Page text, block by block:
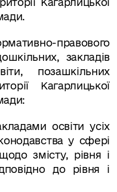
правового
закладів
позашкільних
Кагарлицької
освіти усіх
у сфері
змісту, рівня і
до рівня і